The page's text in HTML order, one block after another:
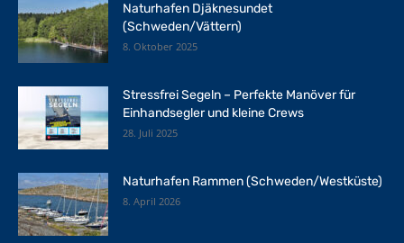
Naturhafen Djäknesundet
(Schweden/Vättern)
8. Oktober 2025
Stressfrei Segeln – Perfekte Manöver für
Einhandsegler und kleine Crews
28. Juli 2025
Naturhafen Rammen (Schweden/Westküste)
8. April 2026